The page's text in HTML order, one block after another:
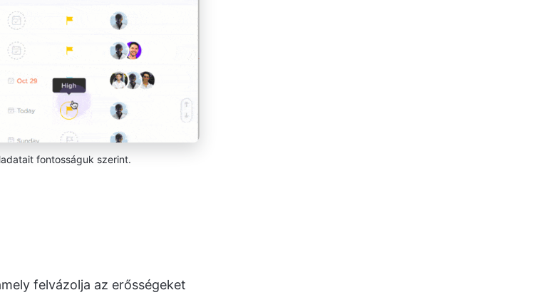
fontosságuk szerint.
felvázolja az erősségeket